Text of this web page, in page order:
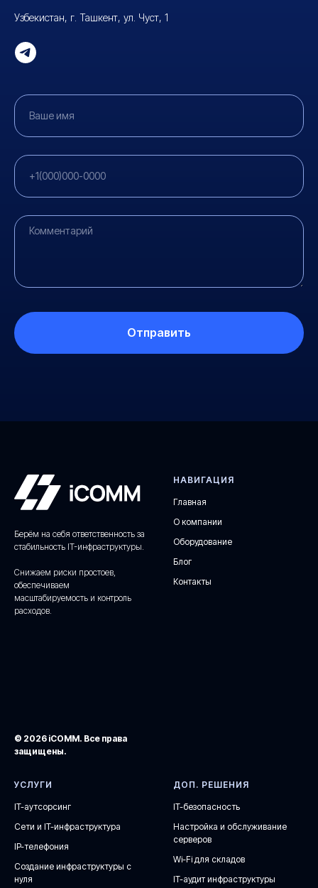
Узбекистан, г. Ташкент, ул. Чуст, 1
Отправить
Берём на себя ответственность за
стабильность IT-инфраструктуры.
Снижаем риски простоев,
обеспечиваем
масштабируемость и контроль
расходов.
© 2026 iCOMM. Все права
защищены.
НАВИГАЦИЯ
Главная
О компании
Оборудование
Блог
Контакты
УСЛУГИ
IT-аутсорсинг
Сети и IT-инфраструктура
IP-телефония
Создание инфраструктуры с
нуля
ДОП. РЕШЕНИЯ
IT-безопасность
Настройка и обслуживание
серверов
Wi-Fi для складов
IT-аудит инфраструктуры